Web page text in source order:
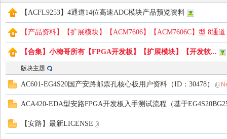
【ACFL9253】4通道14位高速ADC模块产品预览资料
【产品资料】【扩展模块】【ACM7606】【ACM7606C】型 8通
【合集】小梅哥所有【FPGA开发板】【扩展模块】【开发软...
版块主题
AC601-EG4S20国产安路邮票孔核心板用户资料（ID：30478）
ACA420-EDA型安路FPGA开发板入手测试流程（基于
【安路】最新LICENSE